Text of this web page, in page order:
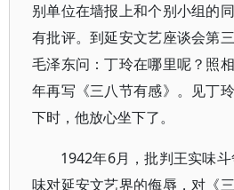
别单位在墙报上和个别小组的
有批评。到延安文艺座谈会第
毛泽东问：丁玲在哪里呢？照
年再写《三八节有感》。见丁
下时，他放心坐下了。
1942年6月，批判王实味
味对延安文艺界的侮辱，对《